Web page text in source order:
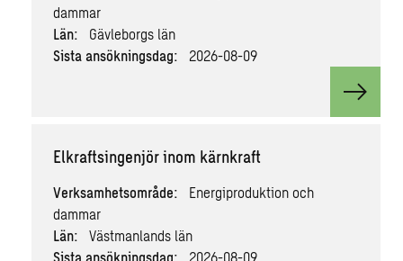
dammar
Län:
Gävleborgs län
Sista ansökningsdag:
2026-08-09
View
Elkraftsingenjör inom kärnkraft
Verksamhetsområde:
Energiproduktion och
dammar
Län:
Västmanlands län
Sista ansökningsdag:
2026-08-09